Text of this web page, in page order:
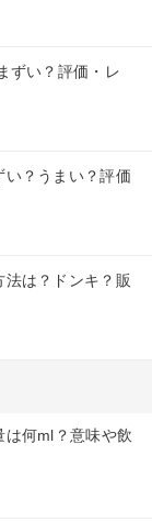
ずい？評価・レ
い？うまい？評価
は？ドンキ？販
は何ml？意味や飲